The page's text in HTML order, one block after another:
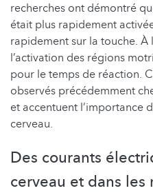
recherches ont démontré
était plus rapidement
rapidement sur la touche. À
l’activation des régions
pour le temps de réaction.
observés précédemment
et accentuent l’importance
cerveau.
Des courants
cerveau et dans